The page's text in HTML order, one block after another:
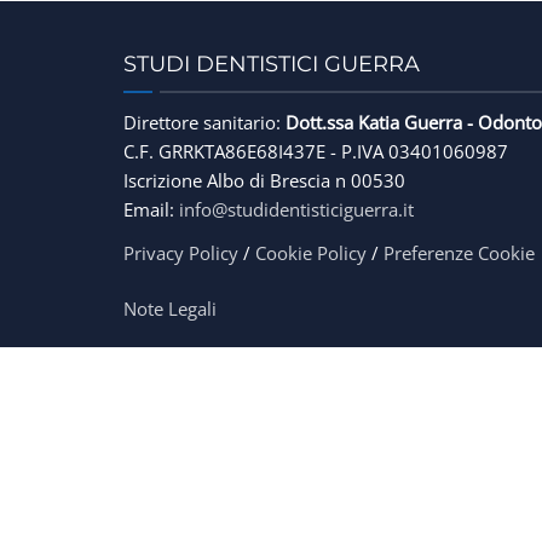
STUDI DENTISTICI GUERRA
Direttore sanitario: Dott.ssa Katia Guerra -
C.F. GRRKTA86E68I437E - P.IVA 03401060987
Iscrizione Albo di Brescia n 00530
Email: info@studidentisticiguerra.it
Privacy Policy / Cookie Policy / Preferenze Cookie
Note Legali